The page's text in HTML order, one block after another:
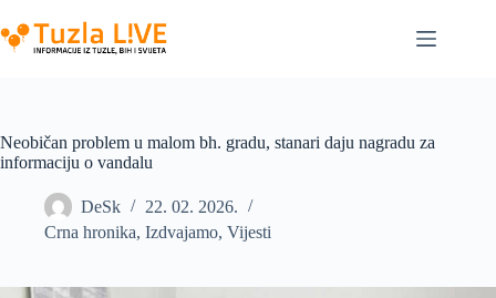
to
content
Neobičan problem u malom bh. gradu, stanari daju nagradu za
informaciju o vandalu
DeSk
22. 02. 2026.
Crna hronika, Izdvajamo, Vijesti